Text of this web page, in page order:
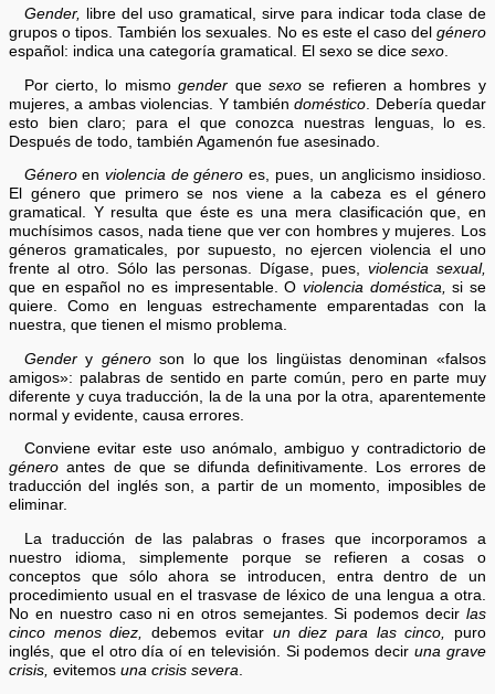
Gender,
libre del uso gramatical, sirve para indicar toda clase de
grupos o tipos. También los sexuales. No es este el caso del género
español: indica una categoría gramatical. El sexo se dicesexo
Por cierto, lo mismogender que sexo se refieren a hombres y
mujeres, a ambas violencias. Y tambiéndoméstico . Debería quedar
esto bien claro; para el que conozca nuestras lenguas, lo es.
Después de todo, también Agamenón fue asesinado.
Géneroenviolencia de género es, pues, un anglicismo insidioso.
El género que primero se nos viene a la cabeza es el género
gramatical. Y resulta que éste es una mera clasificación que, en
muchísimos casos, nada tiene que ver con hombres y mujeres. Los
géneros gramaticales, por supuesto, no ejercen violencia el uno
frente al otro. Sólo las personas. Dígase, pues, violencia sexual,
que en español no es impresentable. O violencia doméstica, si se
quiere. Como en lenguas estrechamente emparentadas con la
nuestra, que tienen el mismo problema.
Gendery géneroson lo que los lingüistas denominan «falsos
amigos»: palabras de sentido en parte común, pero en parte muy
diferente y cuya traducción, la de la una por la otra, aparentemente
normal y evidente, causa errores.
Conviene evitar este uso anómalo, ambiguo y contradictorio de
género antes de que se difunda definitivamente. Los errores de
traducción del inglés son, a partir de un momento, imposibles de
eliminar.
La traducción de las palabras o frases que incorporamos a
nuestro idioma, simplemente porque se refieren a cosas o
conceptos que sólo ahora se introducen, entra dentro de un
procedimiento usual en el trasvase de léxico de una lengua a otra.
No en nuestro caso ni en otros semejantes. Si podemos decir las
cinco menos diez,
debemos evitar un diez para las cinco,
puro
inglés, que el otro día oí en televisión. Si podemos deciruna grave
crisis, evitemosuna crisis severa